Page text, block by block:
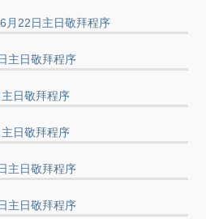
月22日主日敬拜程序
主日敬拜程序
日敬拜程序
日敬拜程序
主日敬拜程序
主日敬拜程序